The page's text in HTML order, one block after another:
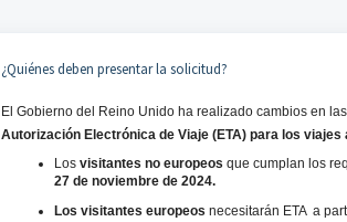
¿Quiénes deben presentar la solicitud?
El Gobierno del Reino Unido ha realizado cambios en
Autorización Electrónica de Viaje (ETA) para los viajes
Los visitantes no europeos que cumplan los
27 de noviembre de 2024.
Los visitantes europeos necesitarán ETA a